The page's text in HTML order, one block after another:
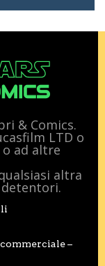
& Comics.
LTD o
o ad altre
altra
–